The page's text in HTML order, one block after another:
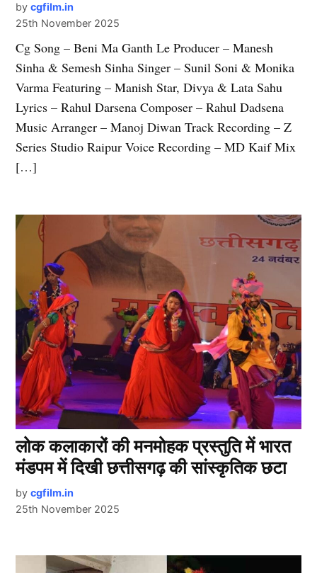
by cgfilm.in
25th November 2025
Cg Song – Beni Ma Ganth Le Producer – Manesh
Sinha & Semesh Sinha Singer – Sunil Soni & Monika
Varma Featuring – Manish Star, Divya & Lata Sahu
Lyrics – Rahul Darsena Composer – Rahul Dadsena
Music Arranger – Manoj Diwan Track Recording – Z
Series Studio Raipur Voice Recording – MD Kaif Mix
[…]
लोक कलाकारों की मनमोहक प्रस्तुति में भारत
मंडपम में दिखी छत्तीसगढ़ की सांस्कृतिक छटा
by cgfilm.in
25th November 2025